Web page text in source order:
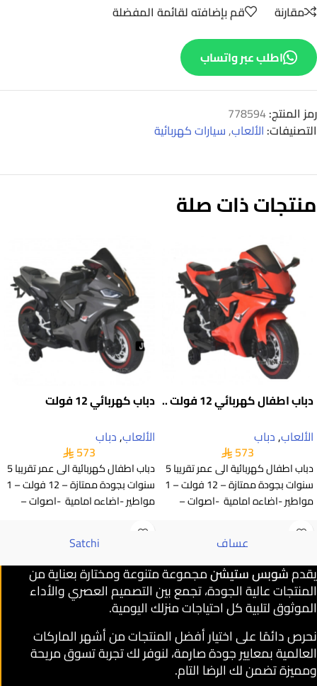
مقارنة قم بإضافته لقائمة المفضلة
اطلب عبر واتساب
رمز المنتج:778594
التصنيفات: الألعاب,سيارات كهربائية
منتجات ذات صلة
دباب اطفال كهربائي 12 فولت ..
الألعاب,دباب
573
دباب اطفال كهربائية الى عمر تقريبا 5
سنوات بجودة ممتازة – 12 فولت – 1
مواطير -اضاءه امامية -اصوات –
دباب كهربائي 12 فولت
الألعاب,دباب
573
دباب اطفال كهربائية الى عمر تقريبا 5
سنوات بجودة ممتازة – 12 فولت – 1
مواطير -اضاءه امامية -اصوات –
عساف Satchi
يقدمشوبس ستيشنمجموعة متنوعة ومختارة بعناية من
المنتجات عالية الجودة، تجمع بين التصميم العصري والأداء
الموثوق لتلبية كل احتياجات منزلك اليومية.
نحرص دائمًا على اختيار أفضل المنتجات من أشهر الماركات
العالمية بمعايير جودة صارمة، لنوفر لك تجربة تسوق مريحة
ومميزة تضمن لك الرضا التام.